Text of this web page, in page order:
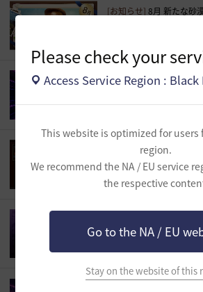
Please check your
Access Service Region :
This website is optimized for users
region.
We recommend the NA / EU service
the respective
Go to the NA / EU
Stay on the website of this
[お知らせ] 8月 新たな砂
[イベント]
[当選者のご案内]
現！
最優秀賞、優秀賞に選ばれ
[イベント] エージェント